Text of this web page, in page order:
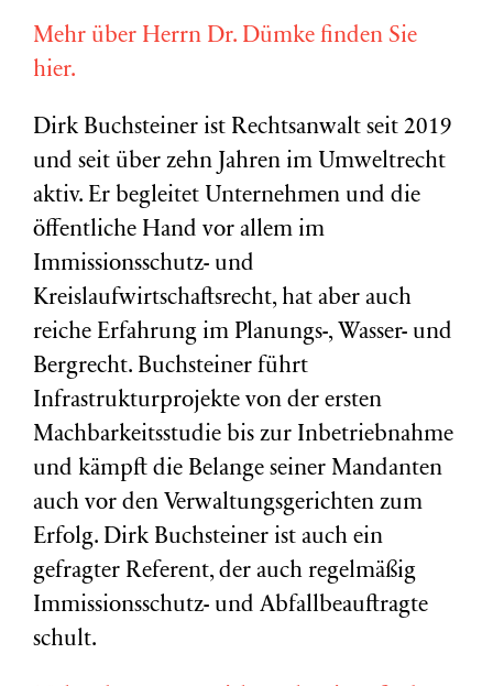
Mehr über Herrn Dr. Dümke finden Sie
hier.
Dirk Buchsteiner ist Rechtsanwalt seit 2019
und seit über zehn Jahren im Umweltrecht
aktiv. Er begleitet Unternehmen und die
öffentliche Hand vor allem im
Immissionsschutz- und
Kreislaufwirtschaftsrecht, hat aber auch
reiche Erfahrung im Planungs-, Wasser- und
Bergrecht. Buchsteiner führt
Infrastrukturprojekte von der ersten
Machbarkeitsstudie bis zur Inbetriebnahme
und kämpft die Belange seiner Mandanten
auch vor den Verwaltungsgerichten zum
Erfolg. Dirk Buchsteiner ist auch ein
gefragter Referent, der auch regelmäßig
Immissionsschutz- und Abfallbeauftragte
schult.